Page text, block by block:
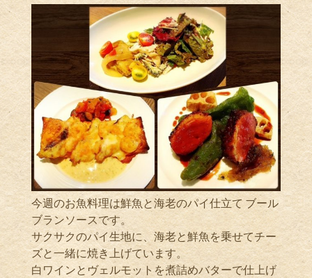
今週のお魚料理は鮮魚と海老のパイ仕立て ブール
ブランソースです。
サクサクのパイ生地に、海老と鮮魚を乗せてチー
ズと一緒に焼き上げています。
白ワインとヴェルモットを煮詰めバターで仕上げ